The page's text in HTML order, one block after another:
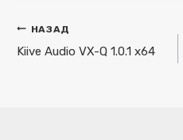
Навигация
по
НАЗАД
Kiive Audio VX-Q 1.0.1 x64